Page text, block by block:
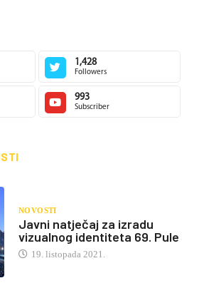
1,428
Followers
993
Subscriber
NOVOSTI
Javni natječaj za izradu
vizualnog identiteta 69. Pule
19. listopada 2021.